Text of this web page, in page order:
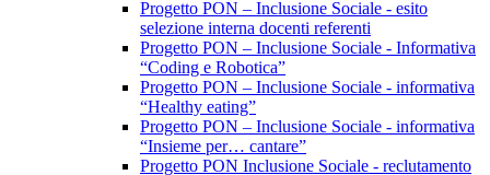
Progetto PON – Inclusione Sociale - esito
selezione interna docenti referenti
Progetto PON – Inclusione Sociale - Informativa
“Coding e Robotica”
Progetto PON – Inclusione Sociale - informativa
“Healthy eating”
Progetto PON – Inclusione Sociale - informativa
“Insieme per… cantare”
Progetto PON Inclusione Sociale - reclutamento